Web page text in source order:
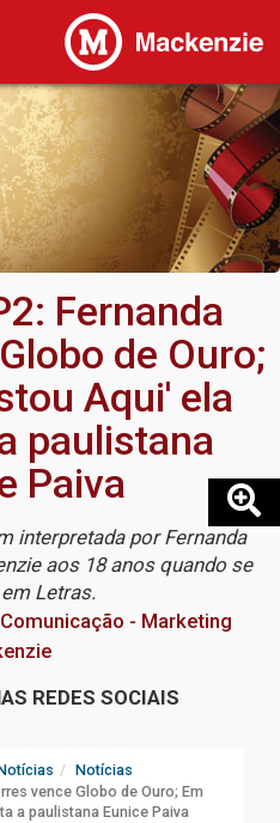
Fernanda
de Ouro;
Aqui' ela
paulistana
Paiva
interpretada por Fernanda
aos 18 anos quando se
Letras.
Comunicação - Marketing
REDES SOCIAIS
Notícias
vence Globo de Ouro; Em
a paulistana Eunice Paiva